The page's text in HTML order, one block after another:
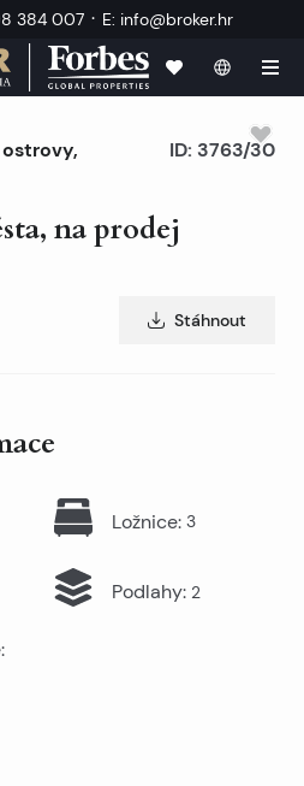
384 007 · E: info@broker.hr
ostrovy,
na prodej
ID: 3763/30
Stáhnout
Ložnice: 3
Podlahy: 2
: